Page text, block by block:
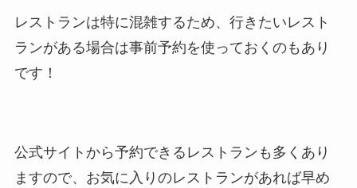
レストランは特に混雑するため、行きたいレスト
ランがある場合は事前予約を使っておくのもあり
です！
公式サイトから予約できるレストランも多くあり
ますので、お気に入りのレストランがあれば早め